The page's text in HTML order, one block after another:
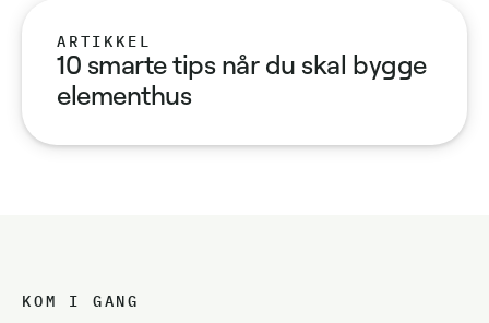
ARTIKKEL
10 smarte tips når du skal bygge
elementhus
KOM I GANG